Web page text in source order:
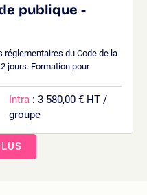
publique -
du Code de la
jours. Formation pour
Intra : 3 580,00 € HT /
groupe